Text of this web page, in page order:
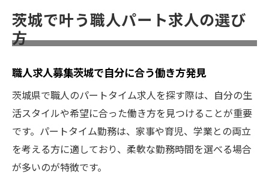
め方
茨城で職人パート求人を選ぶ際のチェック
職人の求人募集を茨城で探す安心感
職人求人募集茨城で安心して応募できる理
由
茨城で選ぶ職人パート求人の信頼ポイント
求人募集茨城職人パートで得られる安定感
茨城で叶う職人パート求人の選び
方
職人求人募集茨城で自分に合う働き方発見
茨城県で職人のパートタイム求人を探す際は、自分の生
活スタイルや希望に合った働き方を見つけることが重要
です。パートタイム勤務は、家事や育児、学業との両立
を考える方に適しており、柔軟な勤務時間を選べる場合
が多いのが特徴です。